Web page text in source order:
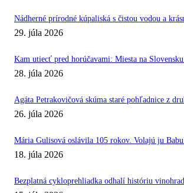
Nádherné prírodné kúpaliská s čistou vodou a
29. júla 2026
Kam utiecť pred horúčavami: Miesta na
28. júla 2026
Agáta Petrakovičová skúma staré pohľadnice z
26. júla 2026
Mária Gulisová oslávila 105 rokov. Volajú ju
18. júla 2026
Bezplatná cykloprehliadka odhalí históriu